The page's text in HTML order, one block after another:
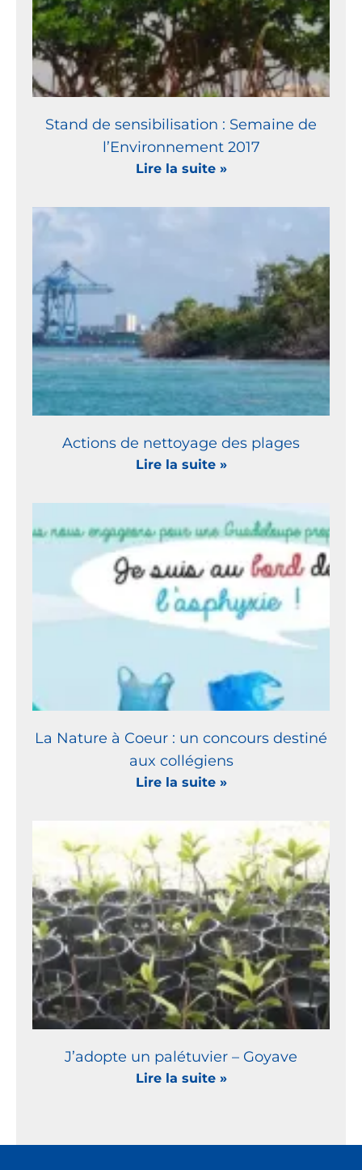
Stand de sensibilisation : Semaine de
l’Environnement 2017
Lire la suite »
Actions de nettoyage des plages
Lire la suite »
La Nature à Coeur : un concours destiné
aux collégiens
Lire la suite »
J’adopte un palétuvier – Goyave
Lire la suite »